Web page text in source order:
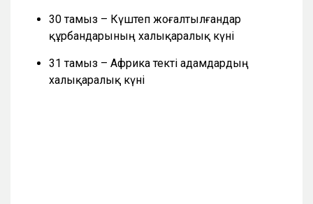
30 тамыз – Күштеп жоғалтылғандар
құрбандарының халықаралық күні
31 тамыз – Африка текті адамдардың
халықаралық күні